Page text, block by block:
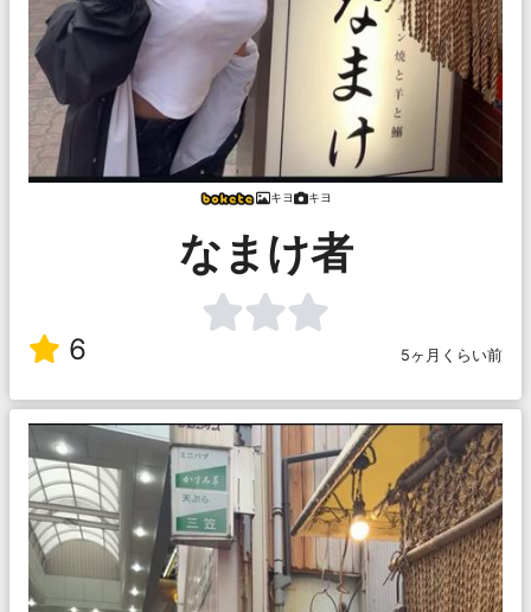
キヨ キヨ
なまけ者
6 5ヶ月くらい前